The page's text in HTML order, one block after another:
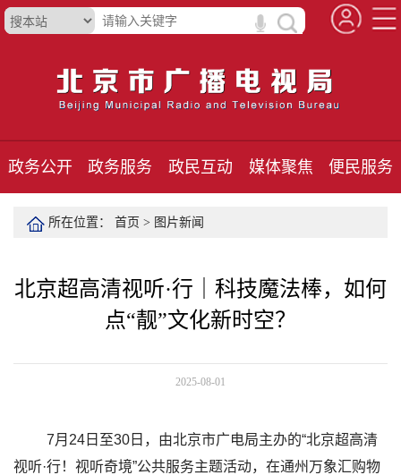
政务公开 政务服务 政民互动 媒体聚焦 便民服务
所在位置： 首页 > 图片新闻
北京超高清视听·行｜科技魔法棒，如何
点“靓”文化新时空？
2025-08-01
7月24日至30日，由北京市广电局主办的“北京超高清
视听·行！视听奇境”公共服务主题活动，在通州万象汇购物